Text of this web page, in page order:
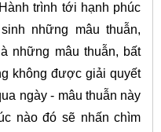
trình tới hạnh phúc
những mâu thuẫn,
những mâu thuẫn, bất
không được giải quyết
ngày - mâu thuẫn này
nào đó sẽ nhấn chìm